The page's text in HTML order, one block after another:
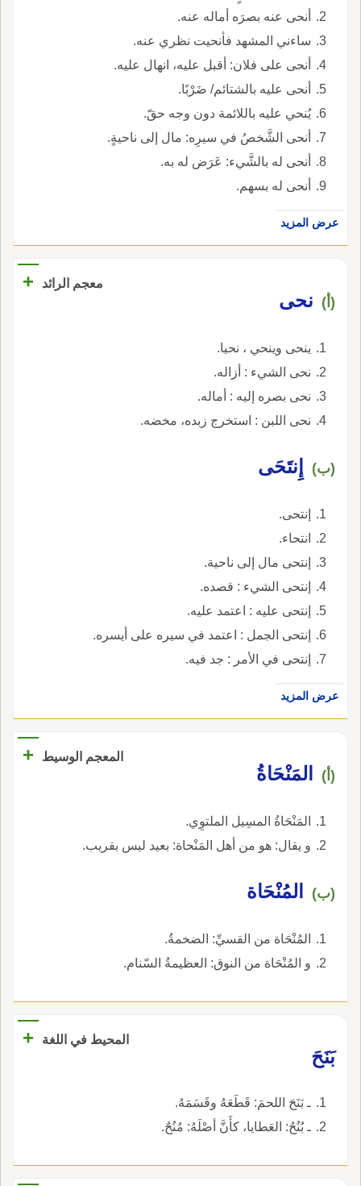
أنحى عنه بصرَه أماله عنه.
ساءني المشهد فأنحيت نظري عنه.
أنحى على فلان: أقبل عليه، انهال عليه.
أنحى عليه بالشتائم/ ضَرْبًا.
يُنحي عليه باللائمة دون وجه حقّ.
أنحى الشَّخصُ في سيرِه: مال إلى ناحيةٍ.
أنحى له بالشَّيء: عَرَض له به.
أنحى له بسهم.
عرض المزيد
معجم الرائد +
(أ) نحى
ينحى وينحي ، نحيا.
نحى الشيء : أزاله.
نحى بصره إليه : أماله.
نحى اللبن : استخرج زبده، مخضه.
(ب) إِنتَحَى
إنتحى.
انتحاء.
إنتحى مال إلى ناحية.
إنتحى الشيء : قصده.
إنتحى عليه : اعتمد عليه.
إنتحى الجمل : اعتمد في سيره على أيسره.
إنتحى في الأمر : جد فيه.
عرض المزيد
المعجم الوسيط +
(أ) المَنْحَاةُ
المَنْحَاةُ المسِيل الملتوِي.
و يقال: هو من أهل المَنْحاة: بعيد ليس بقريب.
(ب) المُنْحَاة
المُنْحَاة من القسيِّ: الضخمةُ.
و المُنْحَاة من النوق: العظيمةُ السّنام.
المحيط في اللغة
+
بَنَحَ
ـ بَنَحَ اللحمَ: قَطَعَهُ وقَسَمَهُ.
ـ بُنُحُ: العَطايا، كأَنَّ أصْلَهُ: مُنُحٌ.